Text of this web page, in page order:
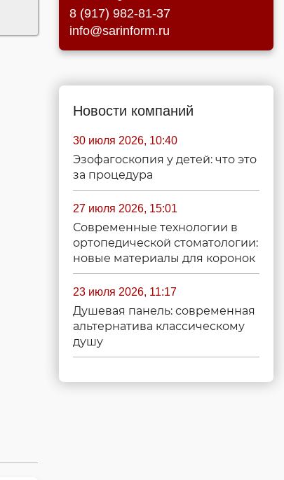
8 (917) 982-81-37
info@sarinform.ru
Новости компаний
30 июля 2026, 10:40
Эзофагоскопия у детей: что это
за процедура
27 июля 2026, 15:01
Современные технологии в
ортопедической стоматологии:
новые материалы для коронок
23 июля 2026, 11:17
Душевая панель: современная
альтернатива классическому
душу